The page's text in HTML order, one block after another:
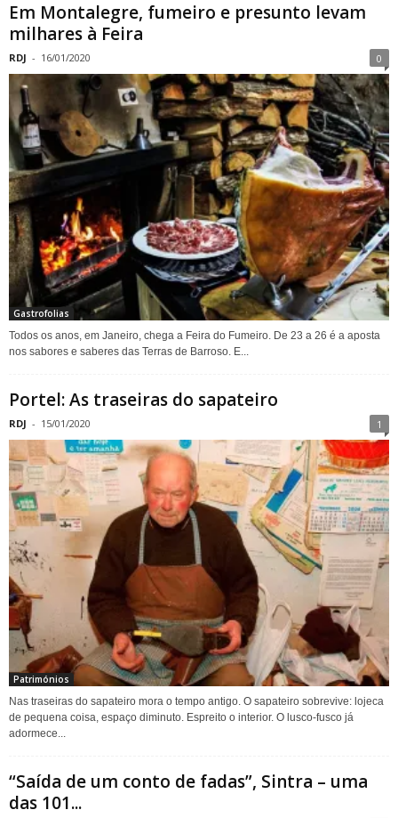
Em Montalegre, fumeiro e presunto levam
milhares à Feira
RDJ - 16/01/2020 0
Gastrofolias
Todos os anos, em Janeiro, chega a Feira do Fumeiro. De 23 a 26 é a aposta
nos sabores e saberes das Terras de Barroso. E...
Portel: As traseiras do sapateiro
RDJ - 15/01/2020 1
Patrimónios
Nas traseiras do sapateiro mora o tempo antigo. O sapateiro sobrevive: lojeca
de pequena coisa, espaço diminuto. Espreito o interior. O lusco-fusco já
adormece...
“Saída de um conto de fadas”, Sintra – uma
das 101...